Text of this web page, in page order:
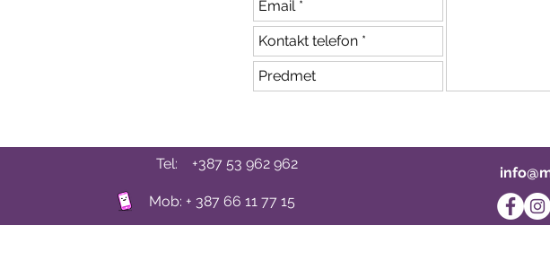
Tel: +387 53 962 962
Mob: + 387 66 11 77 15